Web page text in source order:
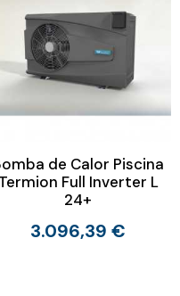
de Calor Piscina
Termion Full Inverter L
24+
3.096,39 €